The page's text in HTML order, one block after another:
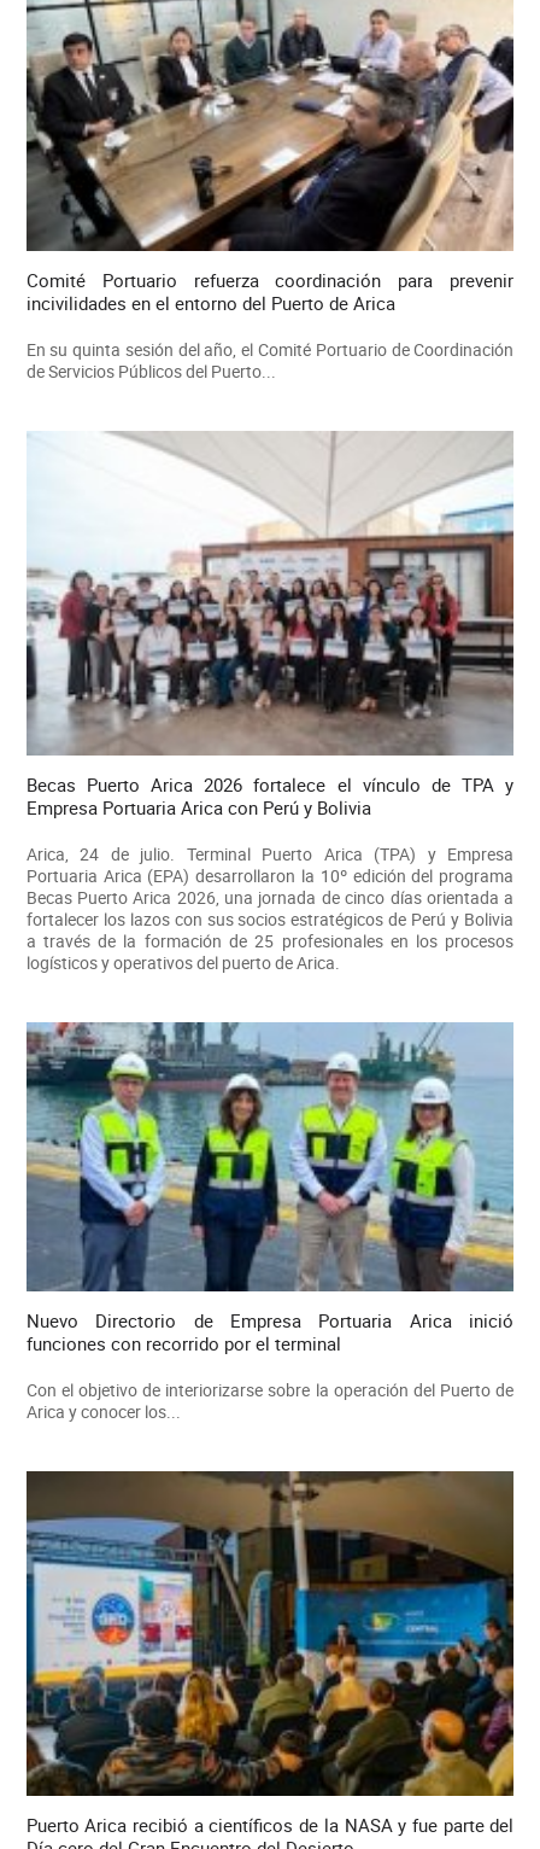
Comité Portuario refuerza coordinación para prevenir
incivilidades en el entorno del Puerto de Arica
En su quinta sesión del año, el Comité Portuario de Coordinación
de Servicios Públicos del Puerto...
Becas Puerto Arica 2026 fortalece el vínculo de TPA y
Empresa Portuaria Arica con Perú y Bolivia
Arica, 24 de julio. Terminal Puerto Arica (TPA) y Empresa
Portuaria Arica (EPA) desarrollaron la 10º edición del programa
Becas Puerto Arica 2026, una jornada de cinco días orientada a
fortalecer los lazos con sus socios estratégicos de Perú y Bolivia
a través de la formación de 25 profesionales en los procesos
logísticos y operativos del puerto de Arica.
Nuevo Directorio de Empresa Portuaria Arica inició
funciones con recorrido por el terminal
Con el objetivo de interiorizarse sobre la operación del Puerto de
Arica y conocer los...
Puerto Arica recibió a científicos de la NASA y fue parte del